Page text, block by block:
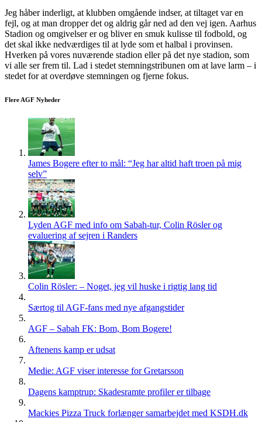
Jeg håber inderligt, at klubben omgående indser, at tiltaget var en
fejl, og at man dropper det og aldrig går ned ad den vej igen. Aarhus
Stadion og omgivelser er og bliver en smuk kulisse til fodbold, og
det skal ikke nedværdiges til at lyde som et halbal i provinsen.
Hverken på vores nuværende stadion eller på det nye stadion, som
vi alle ser frem til. Lad i stedet stemningstribunen om at lave larm – i
stedet for at overdøve stemningen og fjerne fokus.
Flere AGF Nyheder
James Bogere efter to mål: “Jeg har altid haft troen på mig
selv”
Lyden AGF med info om Sabah-tur, Colin Rösler og
evaluering af sejren i Randers
Colin Rösler: – Noget, jeg vil huske i rigtig lang tid
Særtog til AGF-fans med nye afgangstider
AGF – Sabah FK: Bom, Bom Bogere!
Aftenens kamp er udsat
Medie: AGF viser interesse for Gretarsson
Dagens kamptrup: Skadesramte profiler er tilbage
Mackies Pizza Truck forlænger samarbejdet med KSDH.dk